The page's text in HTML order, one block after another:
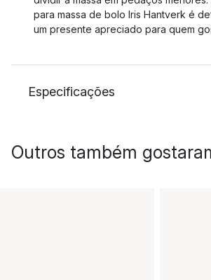
para massa de bolo Iris Hantverk é
um presente apreciado para quem
Especificações
Outros também